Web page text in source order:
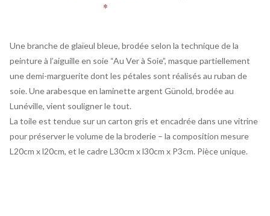
Une branche de glaïeul bleue, brodée selon la technique de la
peinture à l’aiguille en soie “Au Ver à Soie”, masque partiellement
une demi-marguerite dont les pétales sont réalisés au ruban de
soie. Une arabesque en laminette argent Günold, brodée au
Lunéville, vient souligner le tout.
La toile est tendue sur un carton gris et encadrée dans une vitrine
pour préserver le volume de la broderie – la composition mesure
L20cm x l20cm, et le cadre L30cm x l30cm x P3cm. Pièce unique.